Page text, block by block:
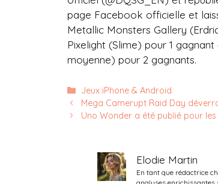
page Facebook officielle et
Metallic Monsters Gallery
Pixelight (Slime) pour 1 gagnant
moyenne) pour 2 gagnants.
Catégories
Jeux iPhone & Android
Mega Camerupt Raid Day
Uno Wonder a été publié pour
Elodie Martin
En tant que rédactrice